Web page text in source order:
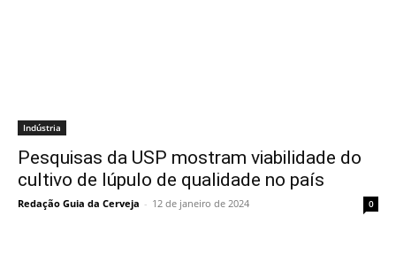
Indústria
Pesquisas da USP mostram viabilidade do
cultivo de lúpulo de qualidade no país
Redação Guia da Cerveja - 12 de janeiro de 2024 0